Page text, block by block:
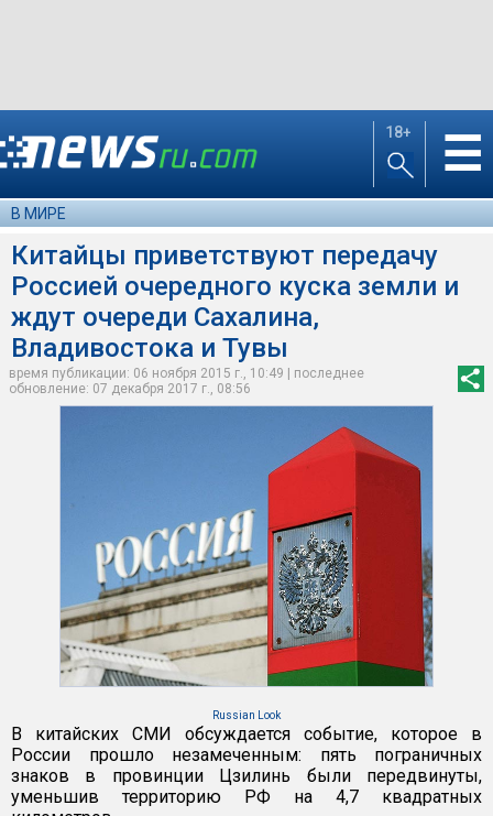
18+ ☰
В МИРЕ
Китайцы приветствуют передачу
Россией очередного куска земли и
ждут очереди Сахалина,
Владивостока и Тувы
время публикации: 06 ноября 2015 г., 10:49 | последнее
обновление: 07 декабря 2017 г., 08:56
Russian Look
В китайских СМИ обсуждается событие, которое в
России прошло незамеченным: пять пограничных
знаков в провинции Цзилинь были передвинуты,
уменьшив территорию РФ на 4,7 квадратных